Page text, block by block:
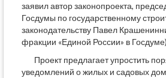
заявил автор законопроекта,
Госдумы по государственному
законодательству Павел
фракции «Единой России» в
Проект предлагает упростить
уведомлений о жилых и садовых